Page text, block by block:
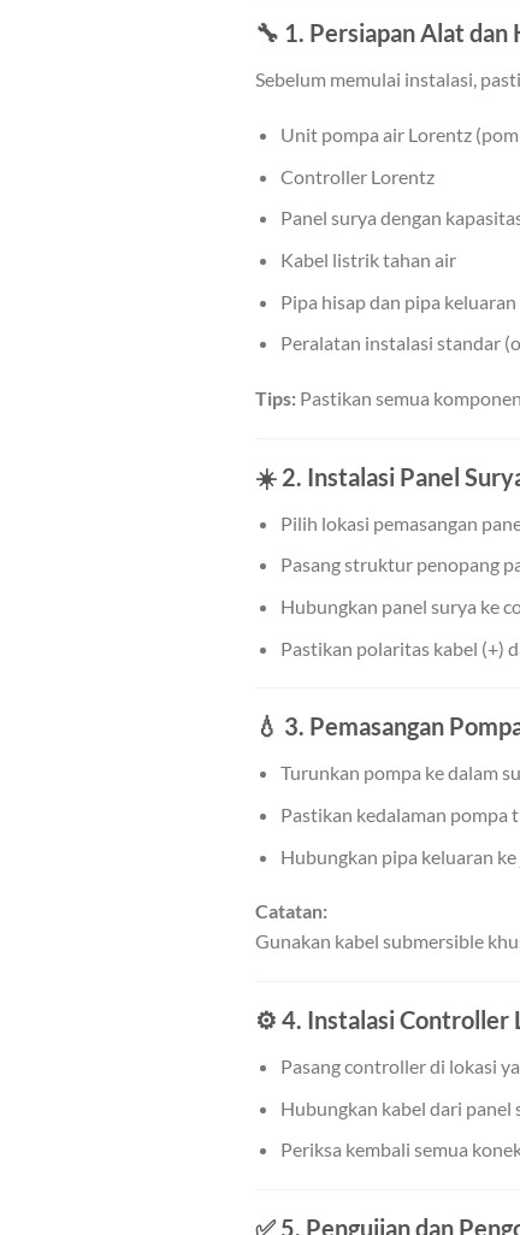
🔧 1. Persiapan Alat dan
Sebelum memulai instalasi,
Unit pompa air Lorentz
Controller Lorentz
Panel surya dengan
Kabel listrik tahan air
Pipa hisap dan pipa keluaran
Peralatan instalasi standar
Tips: Pastikan semua
☀️ 2. Instalasi Panel
Pilih lokasi pemasangan
Pasang struktur penopang
Hubungkan panel surya ke
Pastikan polaritas kabel (+)
💧 3. Pemasangan
Turunkan pompa ke dalam
Pastikan kedalaman pompa
Hubungkan pipa keluaran
Catatan:
Gunakan kabel submersible
⚙️ 4. Instalasi Controller
Pasang controller di lokasi
Hubungkan kabel dari panel
Periksa kembali semua
✅ 5. Pengujian dan